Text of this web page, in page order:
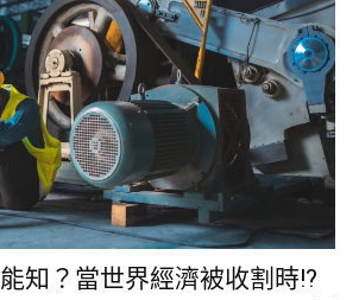
知？當世界經濟被收割時!?